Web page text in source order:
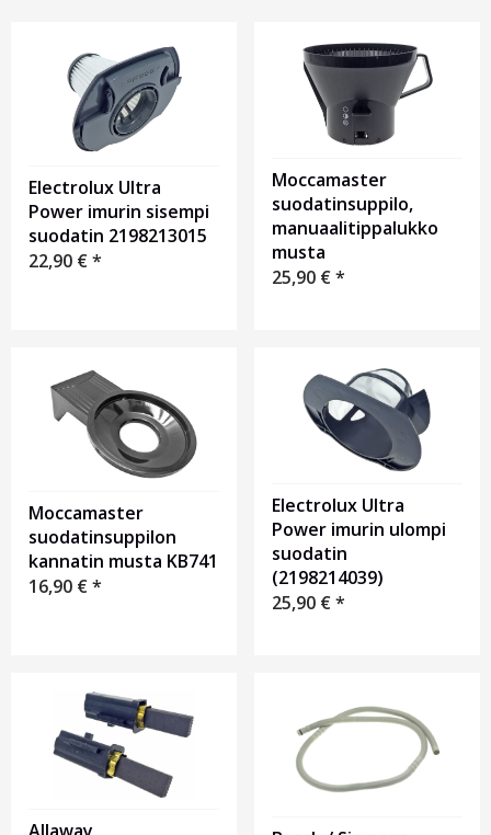
Electrolux Ultra
Power imurin sisempi
suodatin 2198213015
22,90 €*
Moccamaster
suodatinsuppilo,
manuaalitippalukko
musta
25,90 €*
Moccamaster
suodatinsuppilon
kannatin musta KB741
16,90 €*
Electrolux Ultra
Power imurin ulompi
suodatin
(2198214039)
25,90 €*